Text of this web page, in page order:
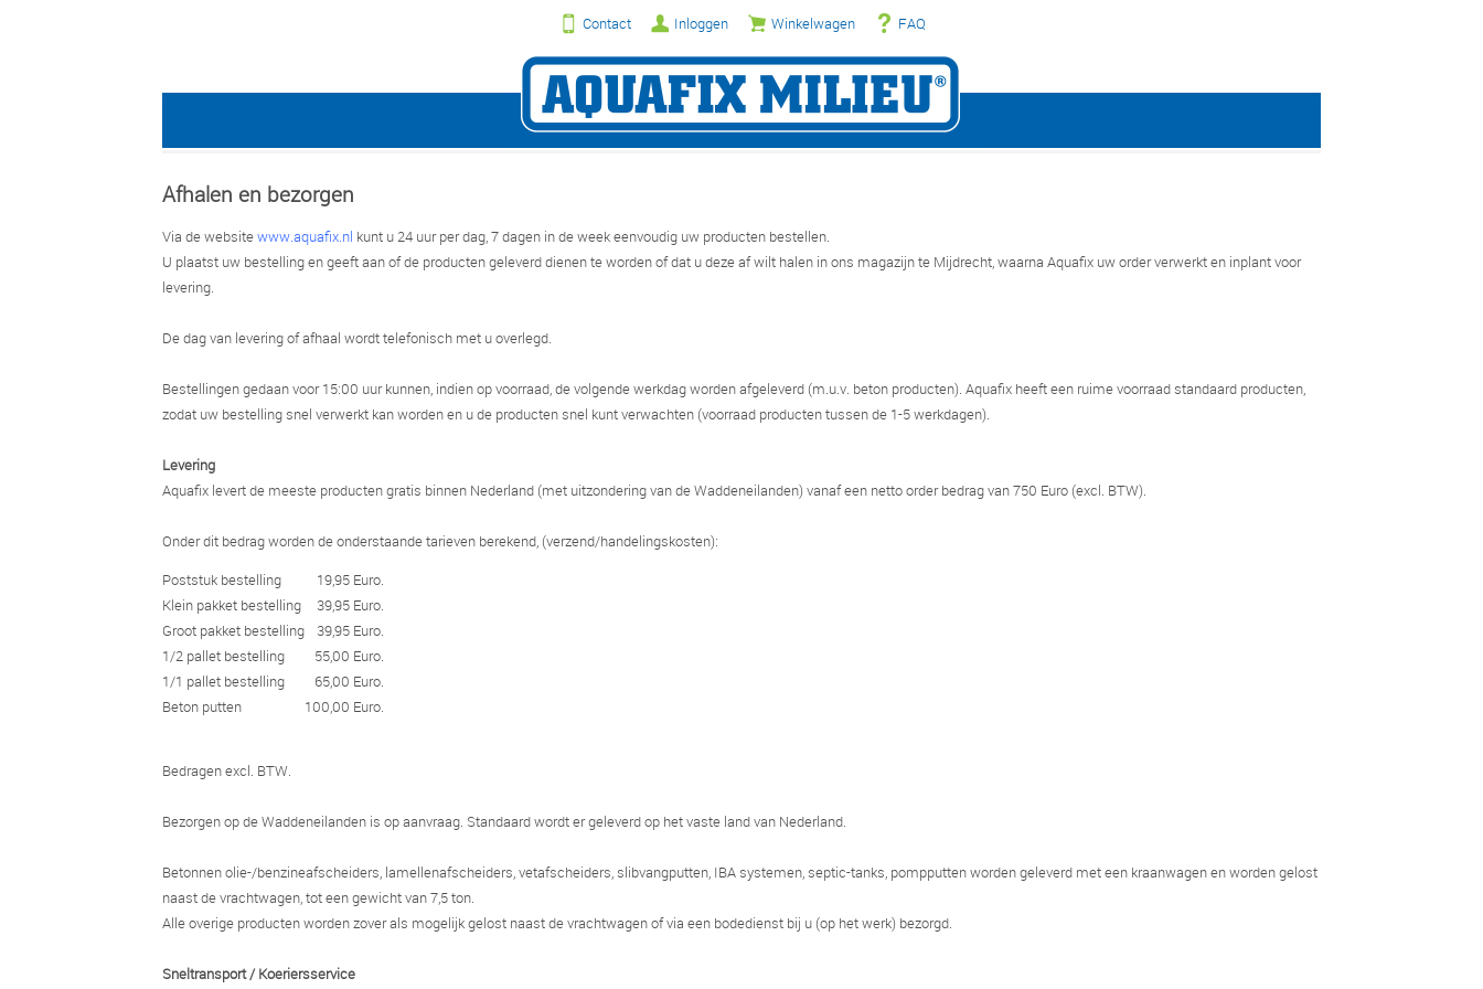
Contact Inloggen Winkelwagen FAQ
Afhalen en bezorgen
Via de websitewww.aquafix.nl kunt u 24 uur per dag, 7 dagen in de week eenvoudig uw producten bestellen.
U plaatst uw bestelling en geeft aan of de producten geleverd dienen te worden of dat u deze af wilt halen in ons magazijn te Mijdrecht, waarna Aquafix uw order verwerkt en inplant voor
levering.
De dag van levering of afhaal wordt telefonisch met u overlegd.
Bestellingen gedaan voor 15:00 uur kunnen, indien op voorraad, de volgende werkdag worden afgeleverd (m.u.v. beton producten). Aquafix heeft een ruime voorraad standaard producten,
zodat uw bestelling snel verwerkt kan worden en u de producten snel kunt verwachten (voorraad producten tussen de 1-5 werkdagen).
Levering
Aquafix levert de meeste producten gratis binnen Nederland (met uitzondering van de Waddeneilanden) vanaf een netto order bedrag van 750 Euro (excl. BTW).
Onder dit bedrag worden de onderstaande tarieven berekend, (verzend/handelingskosten):
Poststuk bestelling
19,95 Euro.
Klein pakket bestelling
39,95 Euro.
Groot pakket bestelling
39,95 Euro.
1/2 pallet bestelling
55,00 Euro.
1/1 pallet bestelling
65,00 Euro.
Beton putten
100,00 Euro.
Bedragen excl. BTW.
Bezorgen op de Waddeneilanden is op aanvraag. Standaard wordt er geleverd op het vaste land van Nederland.
Betonnen olie-/benzineafscheiders, lamellenafscheiders, vetafscheiders, slibvangputten, IBA systemen, septic-tanks, pompputten worden geleverd met een kraanwagen en worden gelost
naast de vrachtwagen, tot een gewicht van 7,5 ton.
Alle overige producten worden zover als mogelijk gelost naast de vrachtwagen of via een bodedienst bij u (op het werk) bezorgd.
Sneltransport / Koeriersservice